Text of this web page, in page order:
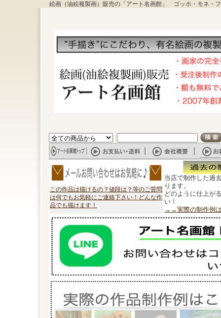
絵画（油絵複製画）販売の「アート名画館」 ゴッホ・モネ・
この作品は描けるの？値段は？等のご質問
は何でもお気軽にご連絡下さい！どんな作
品でも描けます！
当店で制作した過
ります。
どのように仕上が
い！
→→実際の制作例